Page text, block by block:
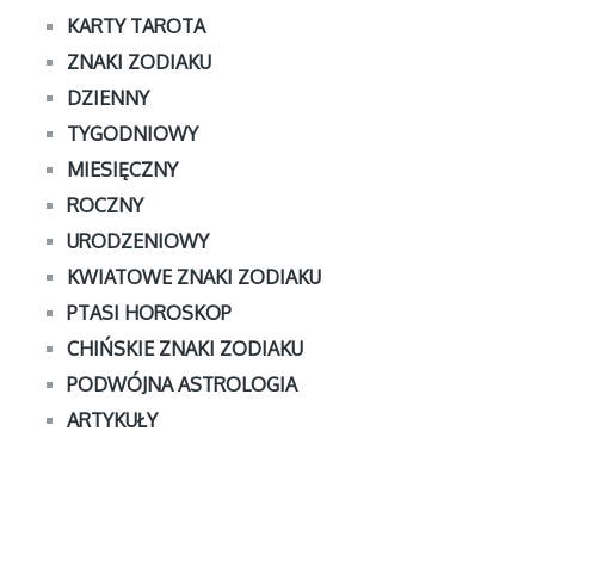
KARTY TAROTA
ZNAKI ZODIAKU
DZIENNY
TYGODNIOWY
MIESIĘCZNY
ROCZNY
URODZENIOWY
KWIATOWE ZNAKI ZODIAKU
PTASI HOROSKOP
CHIŃSKIE ZNAKI ZODIAKU
PODWÓJNA ASTROLOGIA
ARTYKUŁY